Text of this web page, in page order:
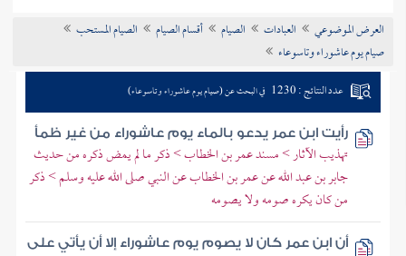
تراجم الأعلام
العرض الموضوعي العبادات الصيام أقسام الصيام
الصيام المستحب
صيام يوم عاشوراء وتاسوعاء
عدد النتائج : 1230 في البحث عن (صيام يوم عاشوراء وتاسوعاء)
رأيت ابن عمر يدعو بالماء يوم عاشوراء من غير ظمأ
تهذيب الآثار > مسند عمر بن الخطاب > ذكر ما لم يمض ذكره من حديث
جابر بن عبد الله عن عمر بن الخطاب عن النبي صلى الله عليه وسلم > ذكر
من كان يكره صومه ولا يصومه
أن ابن عمر كان لا يصوم يوم عاشوراء إلا أن يأتي على